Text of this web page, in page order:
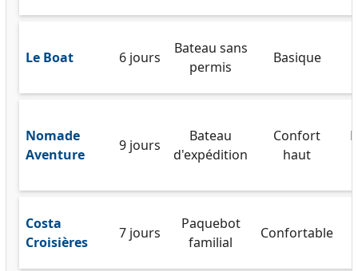
Le Boat 6 jours
Bateau sans
permis
Basique
Nomade
Aventure
9 jours
Bateau
d'expédition
Confort
haut
Costa
Croisières
7 jours
Paquebot
familial
Confortable